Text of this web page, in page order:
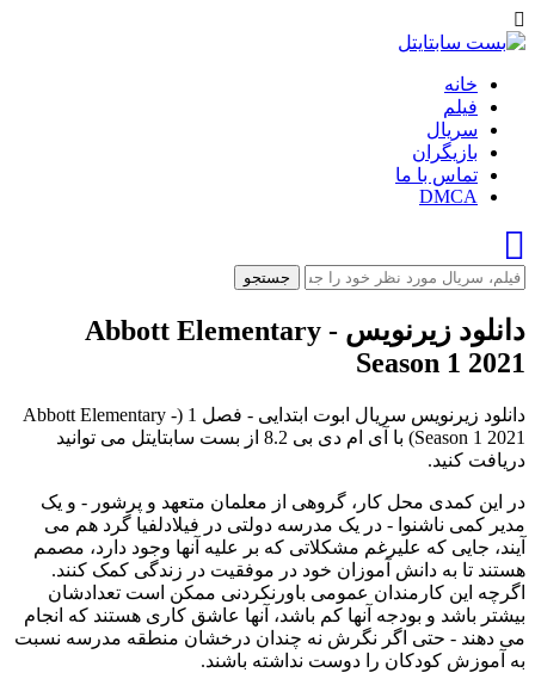
خانه
فیلم
سریال
بازیگران
تماس با ما
DMCA
جستجو
دانلود زیرنویس Abbott Elementary -
Season 1 2021
دانلود زیرنویس سریال ابوت ابتدایی - فصل 1 (Abbott Elementary -
Season 1 2021) با آی ام دی بی 8.2 از بست سابتایتل می توانید
دریافت کنید.
در این کمدی محل کار، گروهی از معلمان متعهد و پرشور - و یک
مدیر کمی ناشنوا - در یک مدرسه دولتی در فیلادلفیا گرد هم می
آیند، جایی که علیرغم مشکلاتی که بر علیه آنها وجود دارد، مصمم
هستند تا به دانش آموزان خود در موفقیت در زندگی کمک کنند.
اگرچه این کارمندان عمومی باورنکردنی ممکن است تعدادشان
بیشتر باشد و بودجه آنها کم باشد، آنها عاشق کاری هستند که انجام
می دهند - حتی اگر نگرش نه چندان درخشان منطقه مدرسه نسبت
به آموزش کودکان را دوست نداشته باشند.